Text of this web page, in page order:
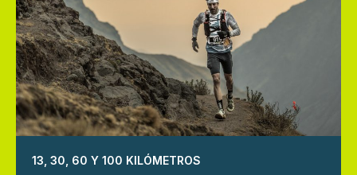
13, 30, 60 Y 100 KILÓMETROS